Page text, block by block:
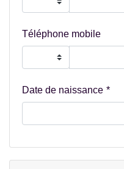
Téléphone mobile
Date de naissance